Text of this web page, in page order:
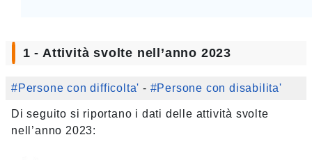
1 - Attività svolte nell’anno 2023
#Persone con difficolta' - #Persone con disabilita'
Di seguito si riportano i dati delle attività svolte
nell’anno 2023: